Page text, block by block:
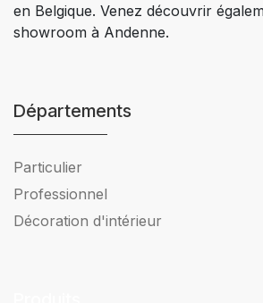
en Belgique. Venez découvrir
showroom à Andenne.
Départements
Particulier
Professionnel
Décoration d'intérieur